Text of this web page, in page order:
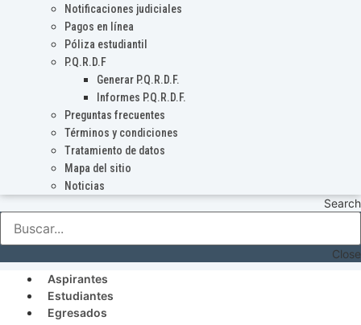
Notificaciones judiciales
Pagos en línea
Póliza estudiantil
P.Q.R.D.F
Generar P.Q.R.D.F.
Informes P.Q.R.D.F.
Preguntas frecuentes
Términos y condiciones
Tratamiento de datos
Mapa del sitio
Noticias
Search
Close
Aspirantes
Estudiantes
Egresados